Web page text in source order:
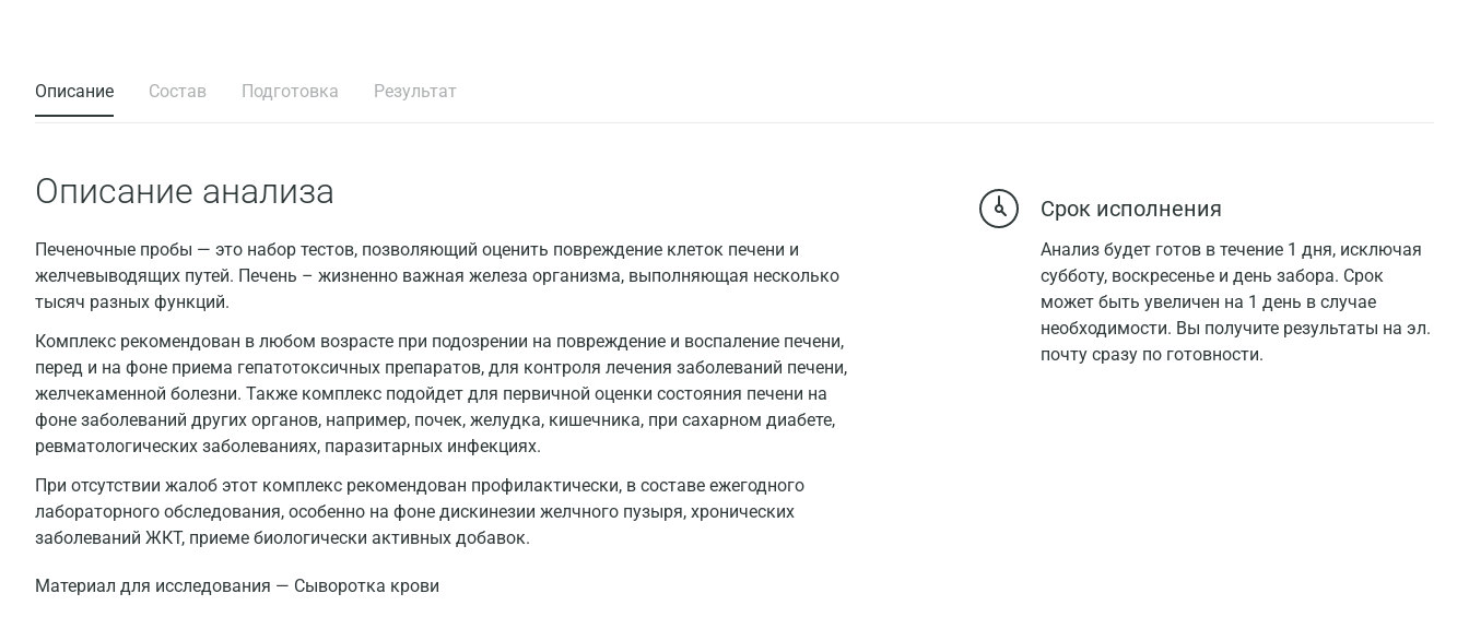
Описание Состав Подготовка Результат
Описание анализа
Печеночные пробы — это набор тестов, позволяющий оценить повреждение клеток печени и
желчевыводящих путей. Печень – жизненно важная железа организма, выполняющая несколько
тысяч разных функций.
Комплекс рекомендован в любом возрасте при подозрении на повреждение и воспаление печени,
перед и на фоне приема гепатотоксичных препаратов, для контроля лечения заболеваний печени,
желчекаменной болезни. Также комплекс подойдет для первичной оценки состояния печени на
фоне заболеваний других органов, например, почек, желудка, кишечника, при сахарном диабете,
ревматологических заболеваниях, паразитарных инфекциях.
При отсутствии жалоб этот комплекс рекомендован профилактически, в составе ежегодного
лабораторного обследования, особенно на фоне дискинезии желчного пузыря, хронических
заболеваний ЖКТ, приеме биологически активных добавок.
Материал для исследования — Сыворотка крови
Срок исполнения
Анализ будет готов в течение 1 дня, исключая
субботу, воскресенье и день забора. Срок
может быть увеличен на 1 день в случае
необходимости. Вы получите результаты на эл.
почту сразу по готовности.